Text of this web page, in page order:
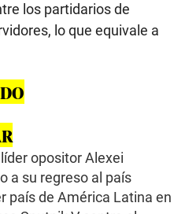
los partidarios de
lo que equivale a
opositor Alexei
a su regreso al país
país de América Latina en